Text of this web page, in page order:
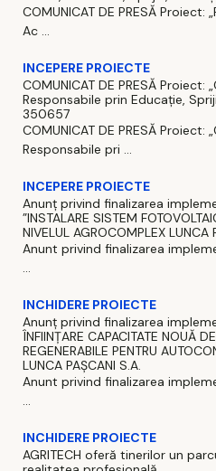
COMUNICAT DE PRESĂ Proiect:
Ac ...
INCEPERE PROIECTE
COMUNICAT DE PRESĂ Proiect:
Responsabile prin Educație,
350657
COMUNICAT DE PRESĂ Proiect:
Responsabile pri ...
INCEPERE PROIECTE
Anunț privind finalizarea
”INSTALARE SISTEM
NIVELUL AGROCOMPLEX LUNCA
Anunt privind finalizarea
...
INCHIDERE PROIECTE
Anunț privind finalizarea
ÎNFIINȚARE CAPACITATE NOUĂ
REGENERABILE PENTRU
LUNCA PAȘCANI S.A.
Anunt privind finalizarea
...
INCHIDERE PROIECTE
AGRITECH oferă tinerilor un